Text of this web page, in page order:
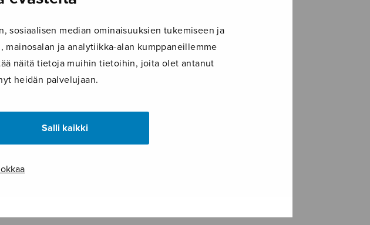
sosiaalisen median ominaisuuksien tukemiseen ja
mainosalan ja analytiikka-alan kumppaneillemme
näitä tietoja muihin tietoihin, joita olet antanut
heidän palvelujaan.
Salli kaikki